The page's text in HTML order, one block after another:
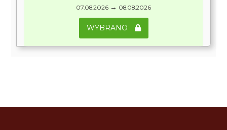
07.08.2026 → 08.08.2026
WYBRANO